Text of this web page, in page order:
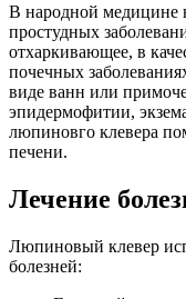
В народной медицине
простудных
отхаркивающее, в
почечных
виде ванн или
эпидермофитии,
люпиновго клевера
печени.
Лечение
Люпиновый клевер
болезней: